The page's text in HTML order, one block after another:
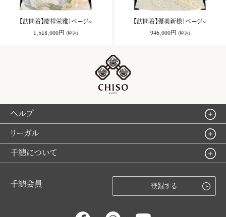
【訪問着】慶祥栄雅｜ベージュ
1,518,000円 (税込)
【訪問着】優美新様｜ベージュ
946,000円 (税込)
ヘルプ
リーガル
千總について
千總会員 登録する